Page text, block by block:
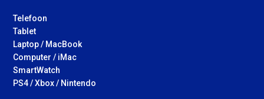
Telefoon
Tablet
Laptop / MacBook
Computer / iMac
SmartWatch
PS4 / Xbox / Nintendo